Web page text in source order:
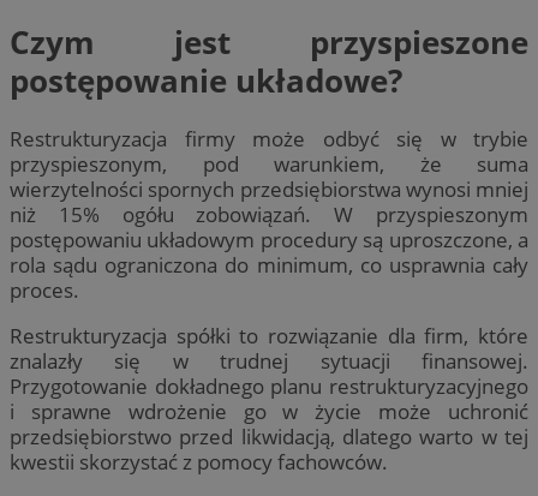
Czym jest przyspieszone
postępowanie układowe?
Restrukturyzacja firmy może odbyć się w trybie
przyspieszonym, pod warunkiem, że suma
wierzytelności spornych przedsiębiorstwa wynosi mniej
niż 15% ogółu zobowiązań. W przyspieszonym
postępowaniu układowym procedury są uproszczone, a
rola sądu ograniczona do minimum, co usprawnia cały
proces.
Restrukturyzacja spółki to rozwiązanie dla firm, które
znalazły się w trudnej sytuacji finansowej.
Przygotowanie dokładnego planu restrukturyzacyjnego
i sprawne wdrożenie go w życie może uchronić
przedsiębiorstwo przed likwidacją, dlatego warto w tej
kwestii skorzystać z pomocy fachowców.